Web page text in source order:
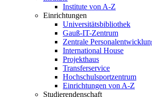
Institute von A-Z
Einrichtungen
Universitätsbibliothek
Gauß-IT-Zentrum
Zentrale
International House
Projekthaus
Transferservice
Hochschulsportzentrum
Einrichtungen von A-Z
Studierendenschaft